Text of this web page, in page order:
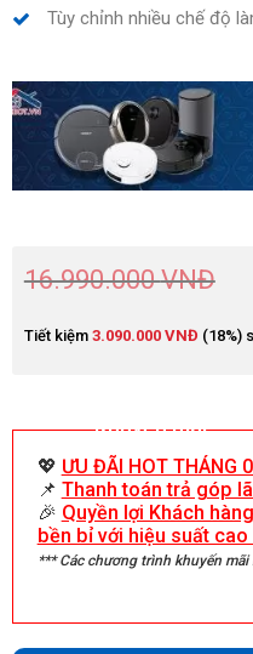
Tùy chỉnh nhiều chế độ
16.990.000VNĐ
Tiết kiệm 3.090.000 VNĐ (18%)
Khuyến mãi
💖 ƯU ĐÃI HOT THÁNG
📌 Thanh toán trả góp
🎉 Quyền lợi Khách
bền bỉ với hiệu suất cao
*** Các chương trình khuyến